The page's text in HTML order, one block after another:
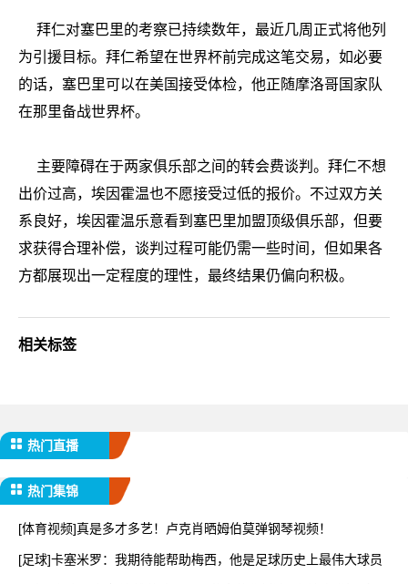
拜仁对塞巴里的考察已持续数年，最近几周正式将他列
为引援目标。拜仁希望在世界杯前完成这笔交易，如必要
的话，塞巴里可以在美国接受体检，他正随摩洛哥国家队
在那里备战世界杯。
主要障碍在于两家俱乐部之间的转会费谈判。拜仁不想
出价过高，埃因霍温也不愿接受过低的报价。不过双方关
系良好，埃因霍温乐意看到塞巴里加盟顶级俱乐部，但要
求获得合理补偿，谈判过程可能仍需一些时间，但如果各
方都展现出一定程度的理性，最终结果仍偏向积极。
相关标签
热门直播
热门集锦
[体育视频]真是多才多艺！卢克肖晒姆伯莫弹钢琴视频！
[足球]卡塞米罗：我期待能帮助梅西，他是足球历史上最伟大球员